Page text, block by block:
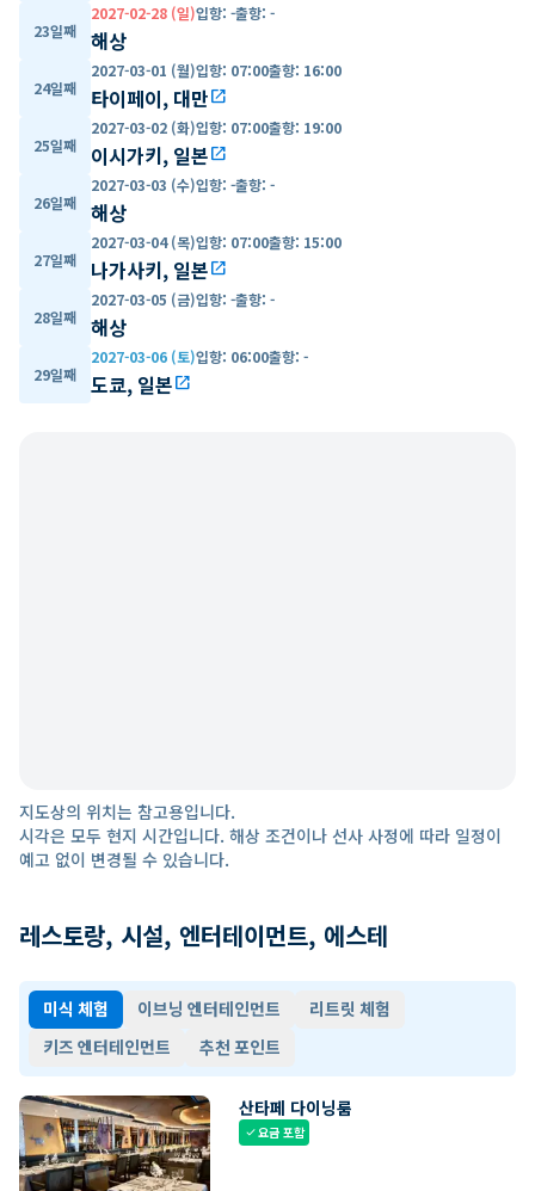
23일째
2027-02-28 (일)입항: -출항: -
해상
24일째
2027-03-01 (월)입항: 07:00출항: 16:00
타이페이, 대만open_in_new
25일째
2027-03-02 (화)입항: 07:00출항: 19:00
이시가키, 일본open_in_new
26일째
2027-03-03 (수)입항: -출항: -
해상
27일째
2027-03-04 (목)입항: 07:00출항: 15:00
나가사키, 일본open_in_new
28일째
2027-03-05 (금)입항: -출항: -
해상
29일째
2027-03-06 (토)입항: 06:00출항: -
도쿄, 일본open_in_new
지도상의 위치는 참고용입니다.
시각은 모두 현지 시간입니다. 해상 조건이나 선사 사정에 따라 일정이
예고 없이 변경될 수 있습니다.
레스토랑, 시설, 엔터테이먼트, 에스테
미식 체험 이브닝 엔터테인먼트
리트릿 체험
키즈 엔터테인먼트
추천 포인트
산타페 다이닝룸
check요금 포함